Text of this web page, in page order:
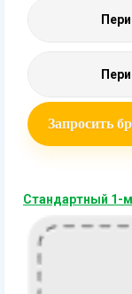
Запросить
Стандартный 1-